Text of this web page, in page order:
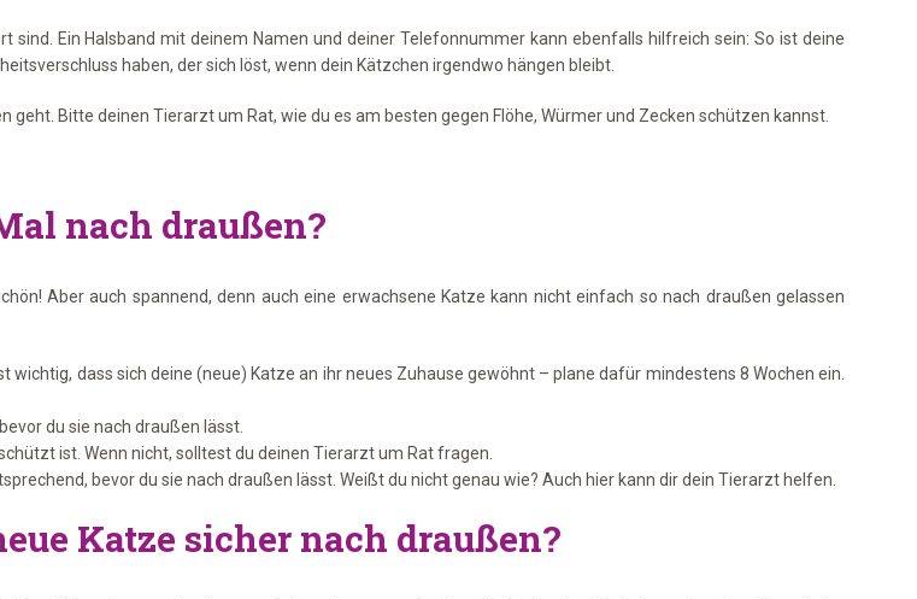
Ein Halsband mit deinem Namen und deiner Telefonnummer kann ebenfalls hilfreich sein: So ist deine
haben, der sich löst, wenn dein Kätzchen irgendwo hängen bleibt.
Bitte deinen Tierarzt um Rat, wie du es am besten gegen Flöhe, Würmer und Zecken schützen kannst.
nach draußen?
Aber auch spannend, denn auch eine erwachsene Katze kann nicht einfach so nach draußen gelassen
dass sich deine (neue) Katze an ihr neues Zuhause gewöhnt – plane dafür mindestens 8 Wochen ein.
du sie nach draußen lässt.
ist. Wenn nicht, solltest du deinen Tierarzt um Rat fragen.
bevor du sie nach draußen lässt. Weißt du nicht genau wie? Auch hier kann dir dein Tierarzt helfen.
Katze sicher nach draußen?